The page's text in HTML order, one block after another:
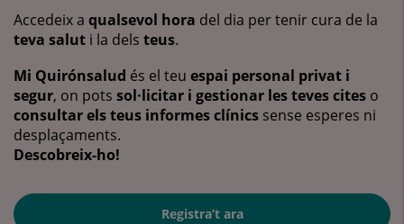
Accedeix a qualsevol hora del dia per tenir cura de la
teva salut i la dels teus.
Mi Quirónsalud és el teu espai personal privat i
segur, on pots sol·licitar i gestionar les teves cites o
consultar els teus informes clínics sense esperes ni
desplaçaments.
Descobreix-ho!
Registra’t ara